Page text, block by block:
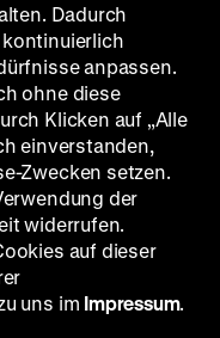
Zu
unserer
LinkedIn
Seite
Zu
Dadurch
anpassen.
ohne diese
Klicken auf „Alle
einverstanden,
Zwecken setzen.
der
widerrufen.
auf dieser
uns im Impressum.